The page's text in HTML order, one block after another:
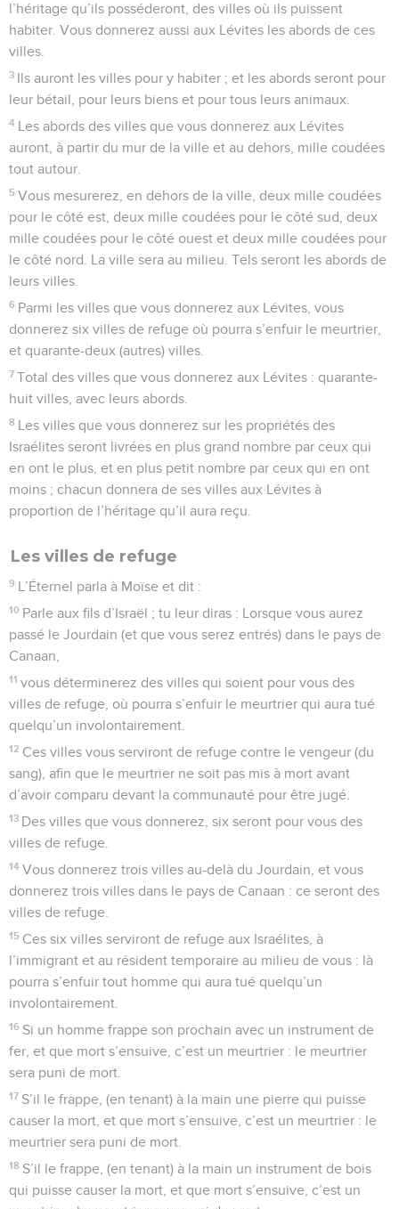
l’héritage qu’ils posséderont, des villes où ils puissent
habiter. Vous donnerez aussi aux Lévites les abords de ces
villes.
3 Ils auront les villes pour y habiter ; et les abords seront pour
leur bétail, pour leurs biens et pour tous leurs animaux.
4 Les abords des villes que vous donnerez aux Lévites
auront, à partir du mur de la ville et au dehors, mille coudées
tout autour.
5 Vous mesurerez, en dehors de la ville, deux mille coudées
pour le côté est, deux mille coudées pour le côté sud, deux
mille coudées pour le côté ouest et deux mille coudées pour
le côté nord. La ville sera au milieu. Tels seront les abords de
leurs villes.
6 Parmi les villes que vous donnerez aux Lévites, vous
donnerez six villes de refuge où pourra s’enfuir le meurtrier,
et quarante-deux (autres) villes.
7 Total des villes que vous donnerez aux Lévites : quarante-
huit villes, avec leurs abords.
8 Les villes que vous donnerez sur les propriétés des
Israélites seront livrées en plus grand nombre par ceux qui
en ont le plus, et en plus petit nombre par ceux qui en ont
moins ; chacun donnera de ses villes aux Lévites à
proportion de l’héritage qu’il aura reçu.
Les villes de refuge
9 L’Éternel parla à Moïse et dit :
10 Parle aux fils d’Israël ; tu leur diras : Lorsque vous aurez
passé le Jourdain (et que vous serez entrés) dans le pays de
Canaan,
11 vous déterminerez des villes qui soient pour vous des
villes de refuge, où pourra s’enfuir le meurtrier qui aura tué
quelqu’un involontairement.
12 Ces villes vous serviront de refuge contre le vengeur (du
sang), afin que le meurtrier ne soit pas mis à mort avant
d’avoir comparu devant la communauté pour être jugé.
13 Des villes que vous donnerez, six seront pour vous des
villes de refuge.
14 Vous donnerez trois villes au-delà du Jourdain, et vous
donnerez trois villes dans le pays de Canaan : ce seront des
villes de refuge.
15 Ces six villes serviront de refuge aux Israélites, à
l’immigrant et au résident temporaire au milieu de vous : là
pourra s’enfuir tout homme qui aura tué quelqu’un
involontairement.
16 Si un homme frappe son prochain avec un instrument de
fer, et que mort s’ensuive, c’est un meurtrier : le meurtrier
sera puni de mort.
17 S’il le frappe, (en tenant) à la main une pierre qui puisse
causer la mort, et que mort s’ensuive, c’est un meurtrier : le
meurtrier sera puni de mort.
18 S’il le frappe, (en tenant) à la main un instrument de bois
qui puisse causer la mort, et que mort s’ensuive, c’est un